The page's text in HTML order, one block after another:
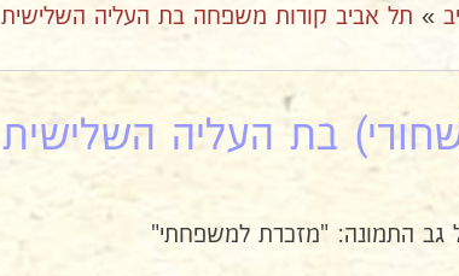
» תל אביב קורות משפחה בת העליה השלישית
בת העליה השלישית 81א
גב התמונה: "מזכרת למשפחתי"